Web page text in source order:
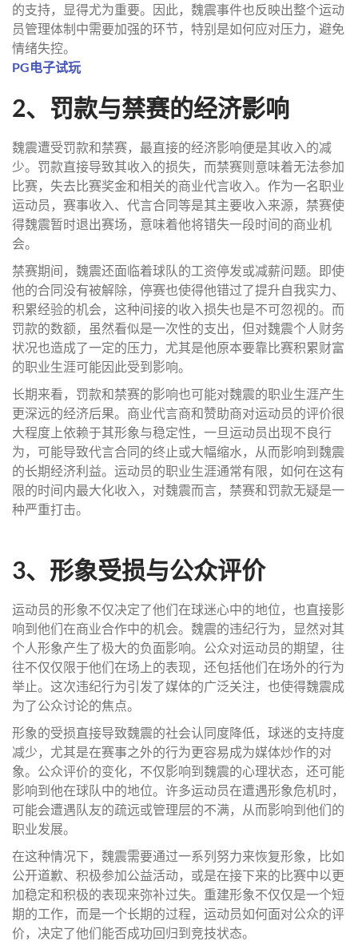
的支持，显得尤为重要。因此，魏震事件也反映出整个运动
员管理体制中需要加强的环节，特别是如何应对压力，避免
情绪失控。
PG电子试玩
2、罚款与禁赛的经济影响
魏震遭受罚款和禁赛，最直接的经济影响便是其收入的减
少。罚款直接导致其收入的损失，而禁赛则意味着无法参加
比赛，失去比赛奖金和相关的商业代言收入。作为一名职业
运动员，赛事收入、代言合同等是其主要收入来源，禁赛使
得魏震暂时退出赛场，意味着他将错失一段时间的商业机
会。
禁赛期间，魏震还面临着球队的工资停发或减薪问题。即使
他的合同没有被解除，停赛也使得他错过了提升自我实力、
积累经验的机会，这种间接的收入损失也是不可忽视的。而
罚款的数额，虽然看似是一次性的支出，但对魏震个人财务
状况也造成了一定的压力，尤其是他原本要靠比赛积累财富
的职业生涯可能因此受到影响。
长期来看，罚款和禁赛的影响也可能对魏震的职业生涯产生
更深远的经济后果。商业代言商和赞助商对运动员的评价很
大程度上依赖于其形象与稳定性，一旦运动员出现不良行
为，可能导致代言合同的终止或大幅缩水，从而影响到魏震
的长期经济利益。运动员的职业生涯通常有限，如何在这有
限的时间内最大化收入，对魏震而言，禁赛和罚款无疑是一
种严重打击。
3、形象受损与公众评价
运动员的形象不仅决定了他们在球迷心中的地位，也直接影
响到他们在商业合作中的机会。魏震的违纪行为，显然对其
个人形象产生了极大的负面影响。公众对运动员的期望，往
往不仅仅限于他们在场上的表现，还包括他们在场外的行为
举止。这次违纪行为引发了媒体的广泛关注，也使得魏震成
为了公众讨论的焦点。
形象的受损直接导致魏震的社会认同度降低，球迷的支持度
减少，尤其是在赛事之外的行为更容易成为媒体炒作的对
象。公众评价的变化，不仅影响到魏震的心理状态，还可能
影响到他在球队中的地位。许多运动员在遭遇形象危机时，
可能会遭遇队友的疏远或管理层的不满，从而影响到他们的
职业发展。
在这种情况下，魏震需要通过一系列努力来恢复形象，比如
公开道歉、积极参加公益活动，或是在接下来的比赛中以更
加稳定和积极的表现来弥补过失。重建形象不仅仅是一个短
期的工作，而是一个长期的过程，运动员如何面对公众的评
价，决定了他们能否成功回归到竞技状态。